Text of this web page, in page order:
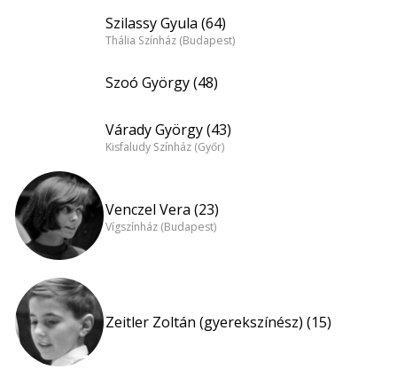
Szilassy Gyula (64)
Thália Színház (Budapest)
Szoó György (48)
Várady György (43)
Kisfaludy Színház (Győr)
Venczel Vera (23)
Vígszínház (Budapest)
Zeitler Zoltán (gyerekszínész) (15)